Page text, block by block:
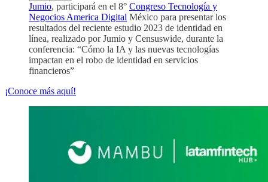
Jumio, participará en el 8° Congreso Tecnología y
Negocios America Digital México para presentar los
resultados del reciente estudio 2023 de identidad en
línea, realizado por Jumio y Censuswide, durante la
conferencia: “Cómo la IA y las nuevas tecnologías
impactan en el robo de identidad en servicios
financieros”
¡Conoce más aquí!